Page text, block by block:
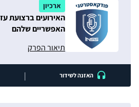
ארכיון
האירועים ברצועת
האפשריים שלהם
תיאור הפרק
האזנה לשידור |